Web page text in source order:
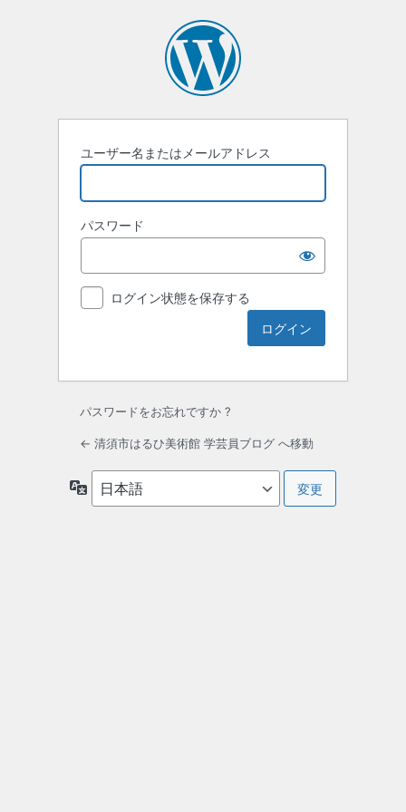
ユーザー名またはメールアドレス
パスワード
ログイン状態を保存する
パスワードをお忘れですか ?
← 清須市はるひ美術館 学芸員ブログ へ移動
語